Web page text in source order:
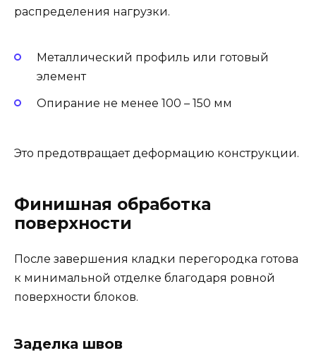
распределения нагрузки.
Металлический профиль или готовый
элемент
Опирание не менее 100 – 150 мм
Это предотвращает деформацию конструкции.
Финишная обработка
поверхности
После завершения кладки перегородка готова
к минимальной отделке благодаря ровной
поверхности блоков.
Заделка швов